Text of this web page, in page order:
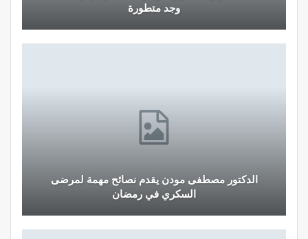
وجد متطورة
الدكتور مصطفى مودن يقدم نصائح مهمة لمرضى
السكري في رمضان